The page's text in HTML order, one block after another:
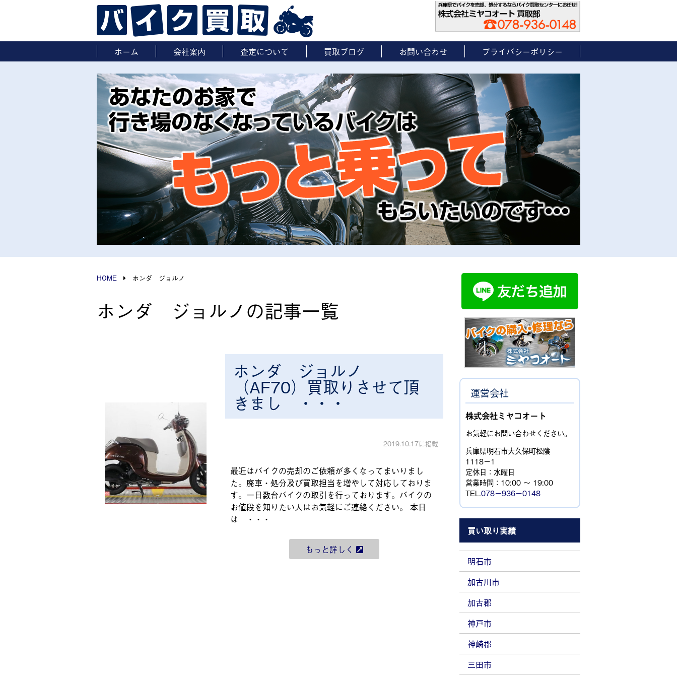
ホーム 会社案内 査定について 買取ブログ お問い合わせ プライバシーポリシー
HOME ホンダ ジョルノ
ホンダ ジョルノの記事一覧
ホンダ ジョルノ
（AF70）買取りさせて頂
きまし ・・・
2019.10.17に掲載
最近はバイクの売却のご依頼が多くなってまいりまし
た。廃車・処分及び買取担当を増やして対応しておりま
す。一日数台バイクの取引を行っております。バイクの
お値段を知りたい人はお気軽にご連絡ください。 本日
は ・・・
もっと詳しく
運営会社
株式会社ミヤコオート
お気軽にお問い合わせください。
兵庫県明石市大久保町松陰
1118−1
定休日：水曜日
営業時間：10:00 ～ 19:00
TEL.078－936－0148
買い取り実績
明石市
加古川市
加古郡
神戸市
神崎郡
三田市